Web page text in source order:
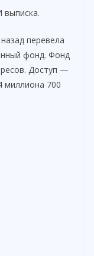
выписка.
перевела
фонд. Фонд
Доступ —
миллиона 700